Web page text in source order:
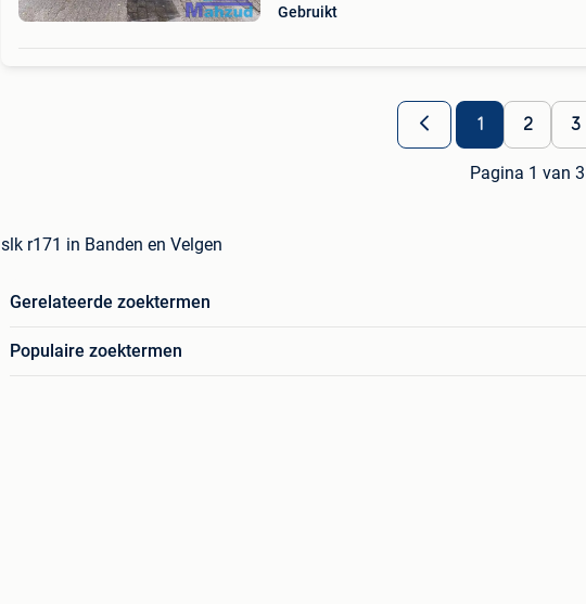
Gebruikt
1 2 3
Pagina 1 van 3
slk r171 in Banden en Velgen
Gerelateerde zoektermen
Populaire zoektermen